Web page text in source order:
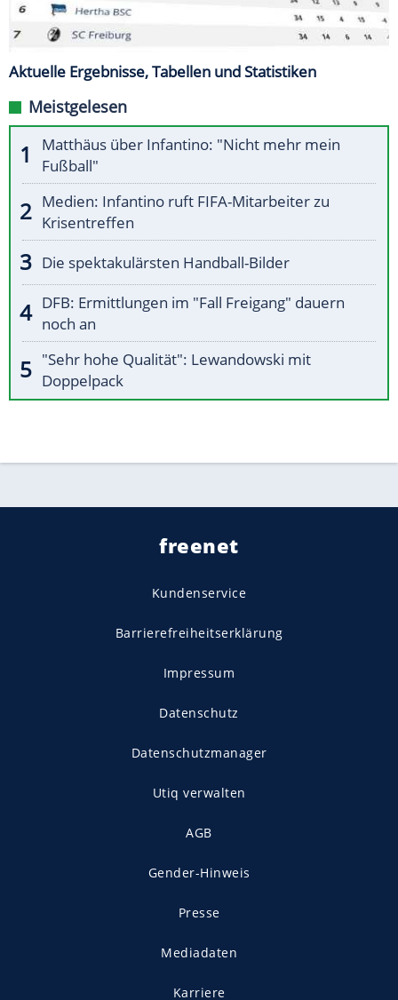
Aktuelle Ergebnisse, Tabellen und Statistiken
Meistgelesen
Matthäus über Infantino: "Nicht mehr mein
Fußball"
Medien: Infantino ruft FIFA-Mitarbeiter zu
Krisentreffen
Die spektakulärsten Handball-Bilder
DFB: Ermittlungen im "Fall Freigang" dauern
noch an
"Sehr hohe Qualität": Lewandowski mit
Doppelpack
freenet
Kundenservice
Barrierefreiheitserklärung
Impressum
Datenschutz
Datenschutzmanager
Utiq verwalten
AGB
Gender-Hinweis
Presse
Mediadaten
Karriere